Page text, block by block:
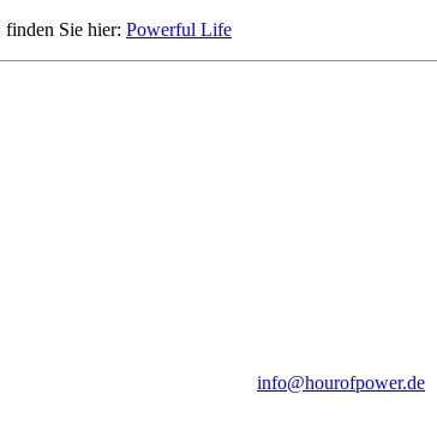
finden Sie hier: Powerful Life
info@hourofpower.de